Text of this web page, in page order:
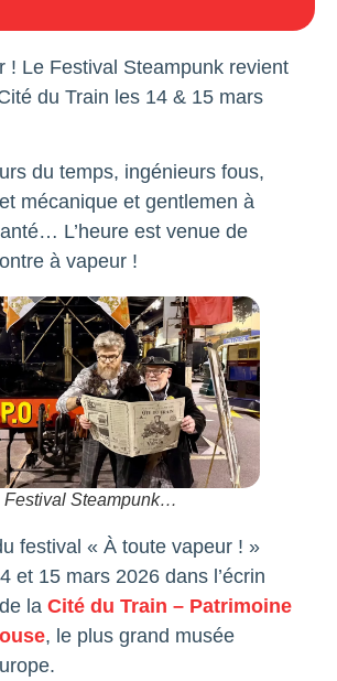
! Le Festival Steampunk revient
du Train les 14 & 15 mars
du temps, ingénieurs fous,
mécanique et gentlemen à
L’heure est venue de
à vapeur !
Festival Steampunk…
festival « À toute vapeur ! »
et 15 mars 2026 dans l’écrin
la Cité du Train – Patrimoine
, le plus grand musée